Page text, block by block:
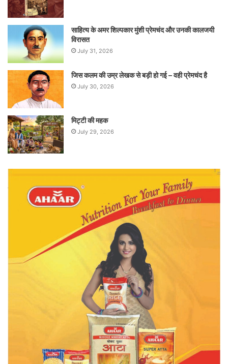
साहित्य के अमर शिल्पकार मुंशी प्रेमचंद और उनकी कालजयी
विरासत
July 31, 2026
जिस कलम की उम्र लेखक से बड़ी हो गई – वही प्रेमचंद है
July 30, 2026
मिट्टी की महक
July 29, 2026